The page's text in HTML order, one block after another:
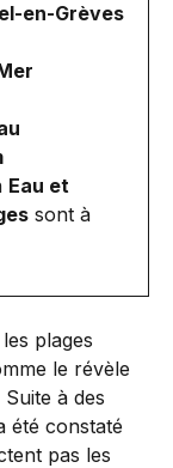
en-Grèves
Eau et
sont à
plages
le révèle
Suite à des
été constaté
pas les